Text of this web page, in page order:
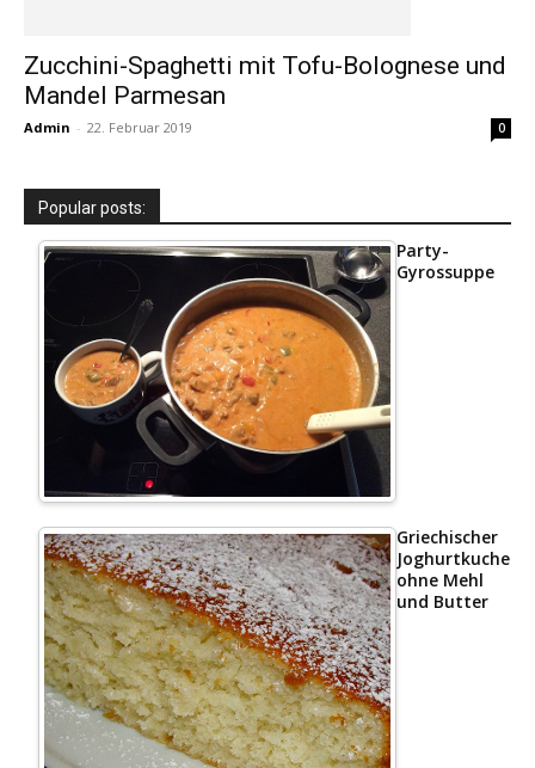
Zucchini-Spaghetti mit Tofu-Bolognese und
Mandel Parmesan
Admin - 22. Februar 2019 0
Popular posts:
Party-
Gyrossuppe
Griechischer
Joghurtkuchen
ohne Mehl
und Butter